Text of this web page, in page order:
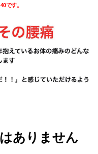
です。
ありません